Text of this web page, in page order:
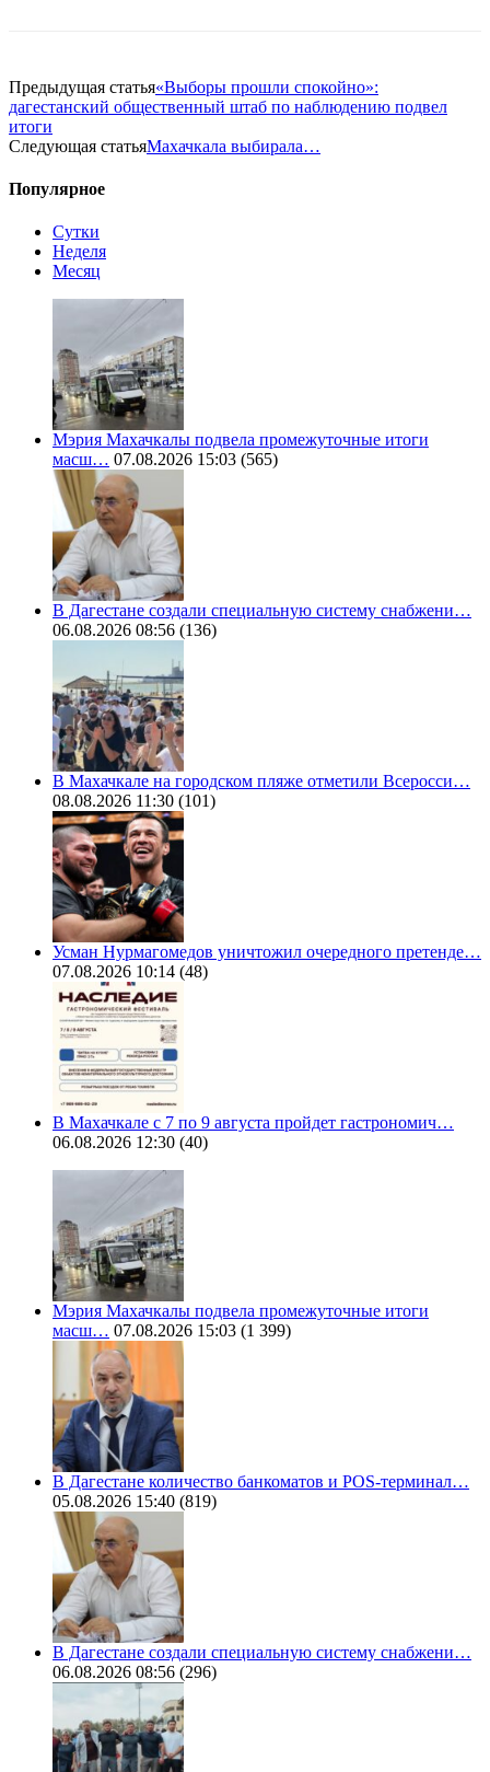
Предыдущая статья«Выборы прошли спокойно»:
дагестанский общественный штаб по наблюдению подвел
итоги
Следующая статьяМахачкала выбирала…
Популярное
Сутки
Неделя
Месяц
Мэрия Махачкалы подвела промежуточные итоги
масш… 07.08.2026 15:03 (565)
В Дагестане создали специальную систему снабжени…
06.08.2026 08:56 (136)
В Махачкале на городском пляже отметили Всеросси…
08.08.2026 11:30 (101)
Усман Нурмагомедов уничтожил очередного претенде…
07.08.2026 10:14 (48)
В Махачкале с 7 по 9 августа пройдет гастрономич…
06.08.2026 12:30 (40)
Мэрия Махачкалы подвела промежуточные итоги
масш… 07.08.2026 15:03 (1 399)
В Дагестане количество банкоматов и POS-терминал…
05.08.2026 15:40 (819)
В Дагестане создали специальную систему снабжени…
06.08.2026 08:56 (296)